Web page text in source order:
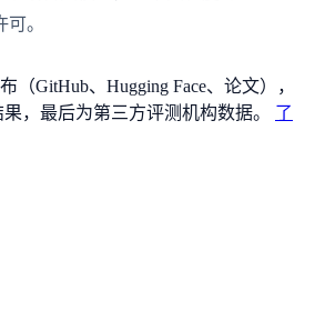
。
（GitHub、Hugging Face、论文），
，最后为第三方评测机构数据。
了